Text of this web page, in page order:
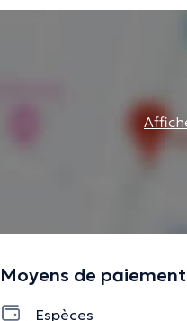
Moyens de paiement
Espèces